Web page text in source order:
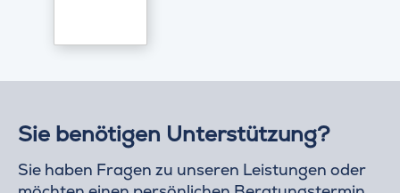
Sie benötigen Unterstützung?
Sie haben Fragen zu unseren Leistungen oder